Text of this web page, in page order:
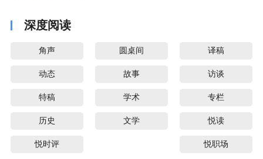
深度阅读
角声 圆桌间 译稿
动态 故事 访谈
特稿 学术 专栏
历史 文学 悦读
悦时评 悦职场